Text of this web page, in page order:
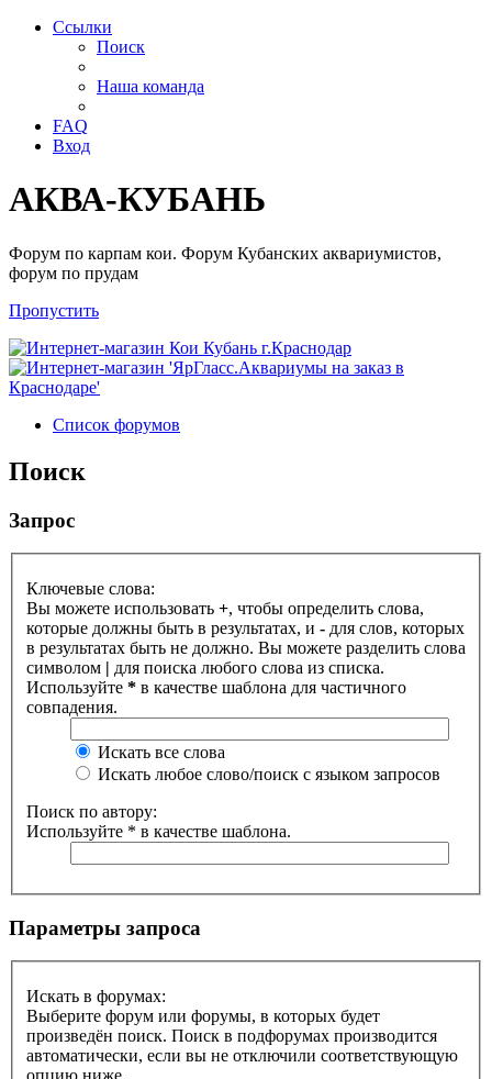
Ссылки
Поиск
Наша команда
FAQ
Вход
АКВА-КУБАНЬ
Форум по карпам кои. Форум Кубанских аквариумистов,
форум по прудам
Пропустить
Список форумов
Поиск
Запрос
Ключевые слова:
Вы можете использовать +, чтобы определить слова,
которые должны быть в результатах, и - для слов, которых
в результатах быть не должно. Вы можете разделить слова
символом | для поиска любого слова из списка.
Используйте * в качестве шаблона для частичного
совпадения.
Искать все слова
Искать любое слово/поиск с языком запросов
Поиск по автору:
Используйте * в качестве шаблона.
Параметры запроса
Искать в форумах:
Выберите форум или форумы, в которых будет
произведён поиск. Поиск в подфорумах производится
автоматически, если вы не отключили соответствующую
опцию ниже.